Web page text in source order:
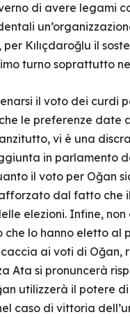
di avere legami
Kılıçdaroğlu il
turno soprattutto
il voto dei curdi
le preferenze date
vi è una
in parlamento
il voto per
dal fatto che
elezioni. Infine,
lo hanno eletto al
ai voti di
Ata si pronuncerà
utilizzerà il potere
caso di vittoria